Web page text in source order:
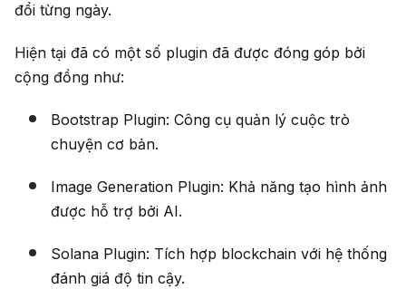
đổi từng ngày.
Hiện tại đã có một số plugin đã được đóng góp bởi
cộng đồng như:
Bootstrap Plugin: Công cụ quản lý cuộc trò
chuyện cơ bản.
Image Generation Plugin: Khả năng tạo hình ảnh
được hỗ trợ bởi AI.
Solana Plugin: Tích hợp blockchain với hệ thống
đánh giá độ tin cậy.